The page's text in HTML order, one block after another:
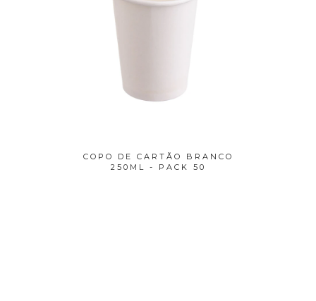
COPO DE CARTÃO BRANCO
250ML - PACK 50